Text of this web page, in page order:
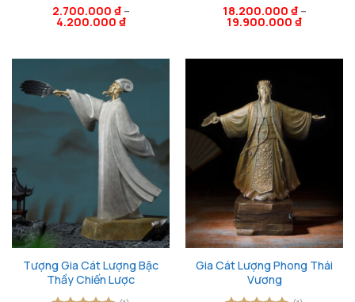
Được xếp
hạng55
2.700.000 ₫–
4.200.000 ₫
Được xếp
hạng55
18.200.000 ₫–
19.900.000 ₫
Tượng Gia Cát Lượng Bậc
Thầy Chiến Lược
Gia Cát Lượng Phong Thái
Vương